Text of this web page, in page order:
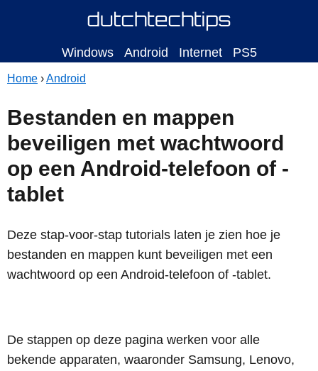
Windows Android Internet PS5
Home ›Android
Bestanden en mappen
beveiligen met wachtwoord
op een Android-telefoon of -
tablet
Deze stap-voor-stap tutorials laten je zien hoe je
bestanden en mappen kunt beveiligen met een
wachtwoord op een Android-telefoon of -tablet.
De stappen op deze pagina werken voor alle
bekende apparaten, waaronder Samsung, Lenovo,